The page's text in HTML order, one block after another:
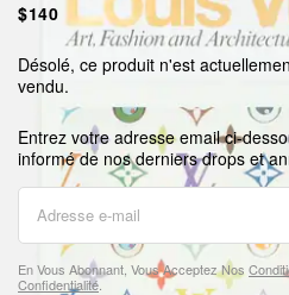
$140
Désolé, ce produit n'est
vendu.
Entrez votre adresse email ci-
informé de nos derniers drops et
En Vous Abonnant, Vous Acceptez Nos
Confidentialité.